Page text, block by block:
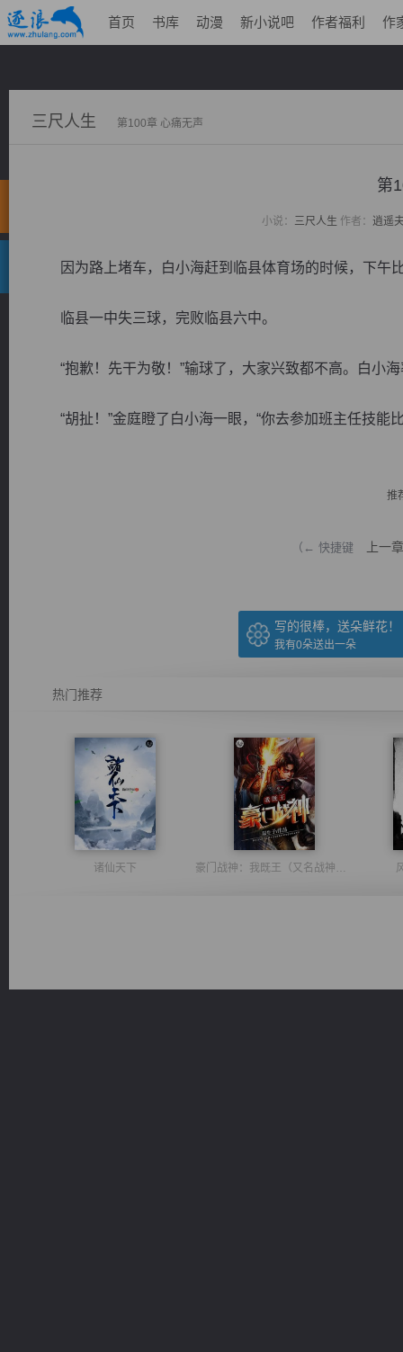
首页 书库 动漫 新小说吧 作者福利 作
三尺人生 第100章 心痛无声
第
小说： 三尺人生 作者： 逍遥
因为路上堵车，白小海赶到临县体育场的时候，下午
临县一中失三球，完败临县六中。
“抱歉！先干为敬！”输球了，大家兴致都不高。白小
“胡扯！”金庭瞪了白小海一眼，“你去参加班主任技能
推
（← 快捷键 上一章
写的很棒，送朵鲜花！
我有0朵送出一朵
热门推荐
诸仙天下 豪门战神：我既王（又名战神归来不败神婿修罗战神）